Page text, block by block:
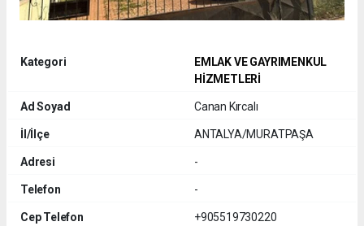
Kategori
EMLAK VE GAYRIMENKUL
HİZMETLERİ
Ad Soyad Canan Kırcalı
İl/İlçe ANTALYA/MURATPAŞA
Adresi -
Telefon -
Cep Telefon +905519730220